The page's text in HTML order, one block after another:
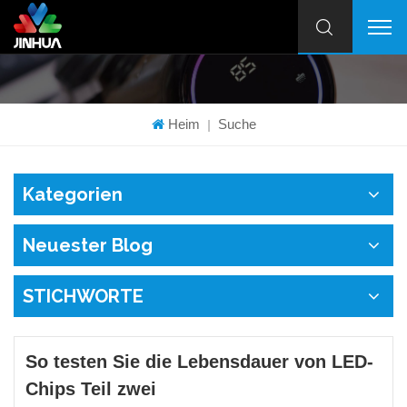
Heim | Suche
Kategorien
Neuester Blog
STICHWORTE
So testen Sie die Lebensdauer von LED-
Chips Teil zwei